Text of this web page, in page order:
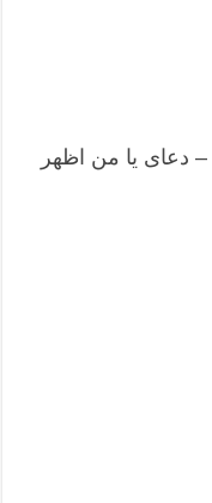
دعای یا من اظهر